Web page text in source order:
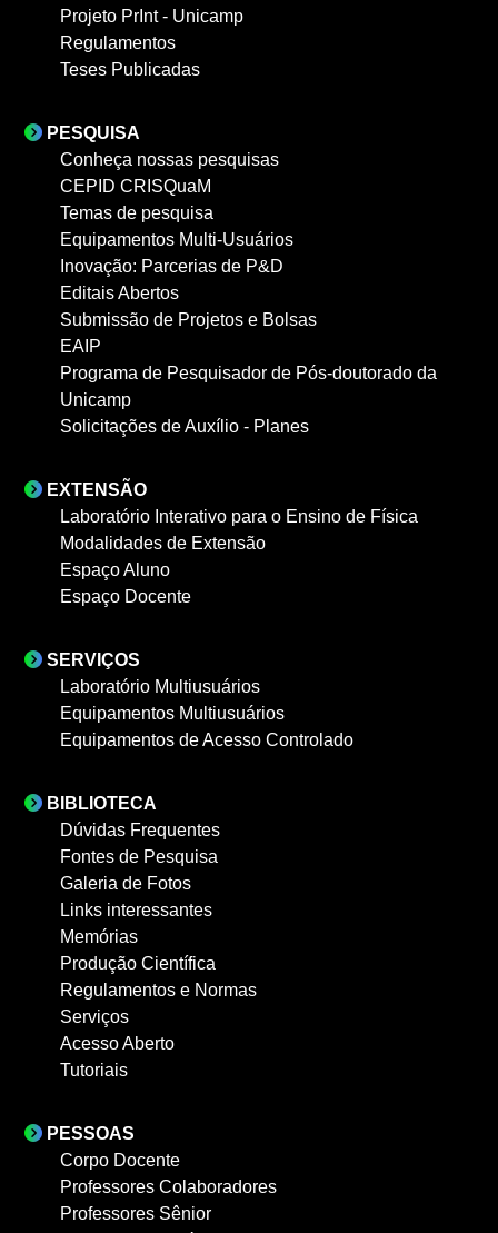
Projeto PrInt - Unicamp
Regulamentos
Teses Publicadas
PESQUISA
Conheça nossas pesquisas
CEPID CRISQuaM
Temas de pesquisa
Equipamentos Multi-Usuários
Inovação: Parcerias de P&D
Editais Abertos
Submissão de Projetos e Bolsas
EAIP
Programa de Pesquisador de Pós-doutorado da
Unicamp
Solicitações de Auxílio - Planes
EXTENSÃO
Laboratório Interativo para o Ensino de Física
Modalidades de Extensão
Espaço Aluno
Espaço Docente
SERVIÇOS
Laboratório Multiusuários
Equipamentos Multiusuários
Equipamentos de Acesso Controlado
BIBLIOTECA
Dúvidas Frequentes
Fontes de Pesquisa
Galeria de Fotos
Links interessantes
Memórias
Produção Científica
Regulamentos e Normas
Serviços
Acesso Aberto
Tutoriais
PESSOAS
Corpo Docente
Professores Colaboradores
Professores Sênior